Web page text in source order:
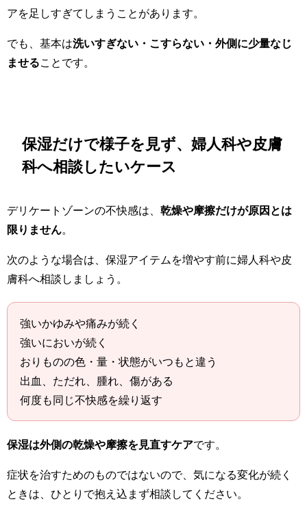
アを足しすぎてしまうことがあります。
でも、基本は洗いすぎない・こすらない・外側に少量なじ
ませる ことです。
保湿だけで様子を見ず、婦人科や皮膚
科へ相談したいケース
デリケートゾーンの不快感は、 乾燥や摩擦だけが原因とは
限りません
次のような場合は、保湿アイテムを増やす前に婦人科や皮
膚科へ相談しましょう。
強いかゆみや痛みが続く
強いにおいが続く
おりものの色・量・状態がいつもと違う
出血、ただれ、腫れ、傷がある
何度も同じ不快感を繰り返す
保湿は外側の乾燥や摩擦を見直すケアです。
症状を治すためのものではないので、気になる変化が続く
ときは、ひとりで抱え込まず相談してください。